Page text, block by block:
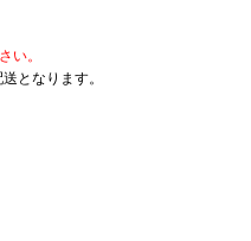
い。
となります。